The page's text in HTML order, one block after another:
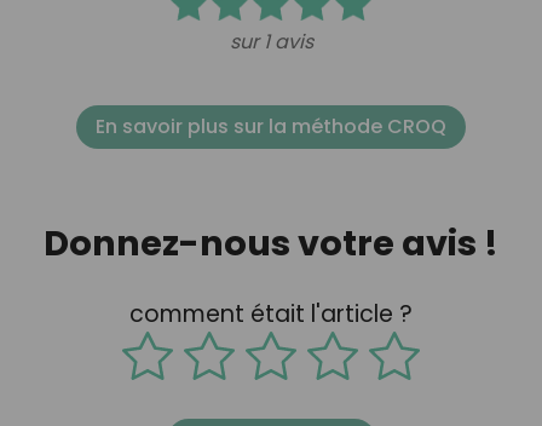
sur 1 avis
En savoir plus sur la méthode CROQ
Donnez-nous votre avis !
comment était l'article ?